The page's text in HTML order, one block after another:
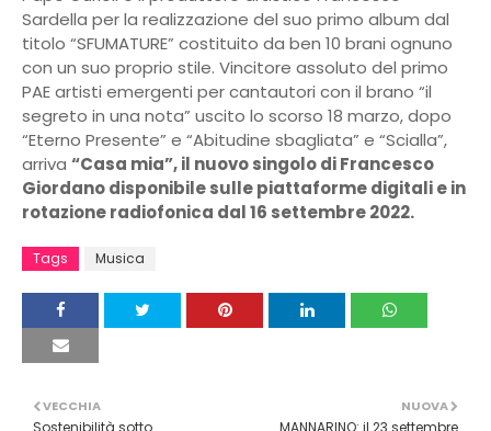
Sardella per la realizzazione del suo primo album dal
titolo “SFUMATURE” costituito da ben 10 brani ognuno
con un suo proprio stile. Vincitore assoluto del primo
PAE artisti emergenti per cantautori con il brano “il
segreto in una nota” uscito lo scorso 18 marzo, dopo
“Eterno Presente” e “Abitudine sbagliata” e “Scialla”,
arriva “Casa mia”, il nuovo singolo di Francesco
Giordano disponibile sulle piattaforme digitali e in
rotazione radiofonica dal 16 settembre 2022.
Tags Musica
NUOVA
MANNARINO: il 23 settembre
VECCHIA
Sostenibilità sotto